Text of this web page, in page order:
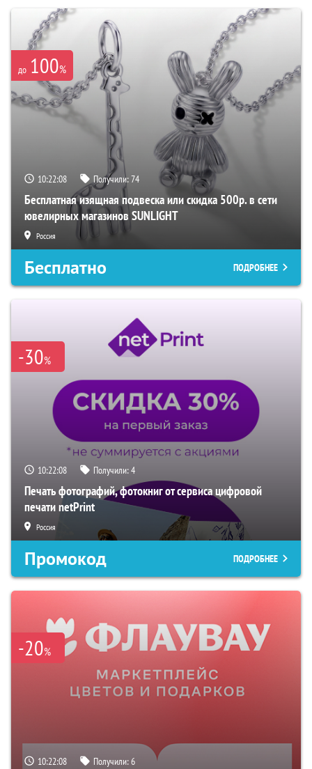
до 100%
10:22:07 Получили:74
Бесплатная изящная подвеска или скидка 500р. в сети
ювелирных магазинов SUNLIGHT
Россия
Бесплатно ПОДРОБНЕЕ
-30%
10:22:07 Получили:4
Печать фотографий, фотокниг от сервиса цифровой
печати netPrint
Россия
Промокод ПОДРОБНЕЕ
-20%
10:22:07 Получили:6